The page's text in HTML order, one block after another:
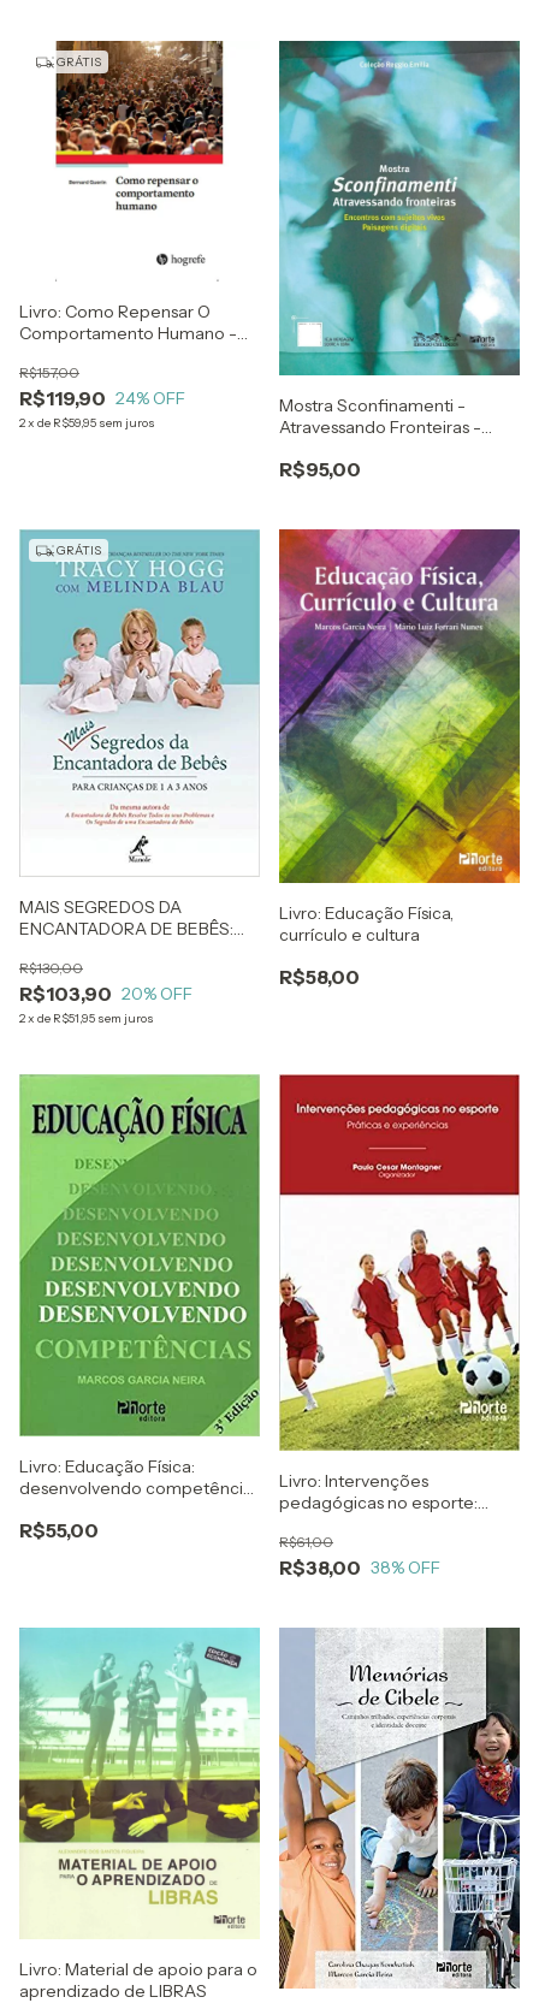
GRÁTIS
Livro: Como Repensar O
Comportamento Humano -
R$119,90
R$157,00
24% OFF
2x de R$59,95 sem juros
Mostra Sconfinamenti -
Atravessando Fronteiras -
R$95,00
GRÁTIS
MAIS SEGREDOS DA
ENCANTADORA DE BEBÊS:
ANOS – TRACY HOGG E
MELINDA BLAU
R$103,90
R$130,00
20% OFF
2x de R$51,95 sem juros
Livro: Educação Física,
currículo e cultura
R$58,00
Livro: Educação Física:
desenvolvendo competências
R$55,00
Livro: Intervenções
pedagógicas no esporte:
R$38,00
R$61,00
38% OFF
Livro: Material de apoio para o
aprendizado de LIBRAS